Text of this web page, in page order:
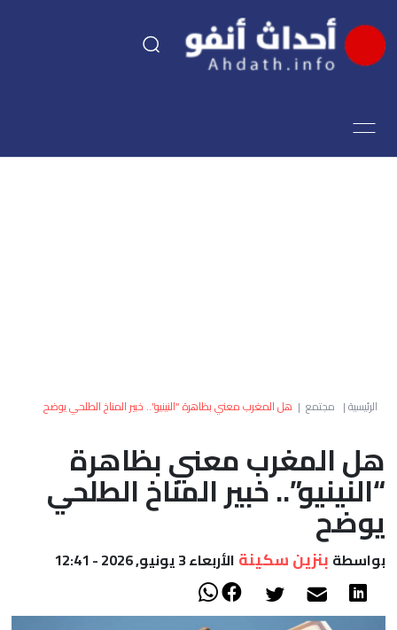
اقتصاد
العالم
أعمدة
الصحراء
الرئيسية| مجتمع | هل المغرب معني بظاهرة “النينيو”.. خبير المناخ الطلحي يوضح
هل المغرب معني بظاهرة
“النينيو”.. خبير المناخ الطلحي
يوضح
بواسطة بنزين سكينة الأربعاء 3 يونيو, 2026 - 12:41